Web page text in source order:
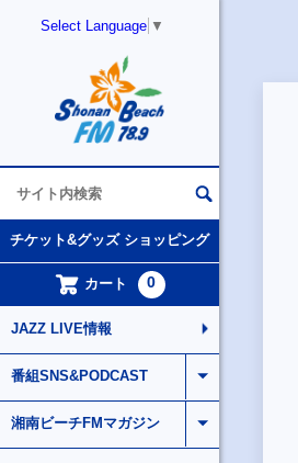
Select Language ▼
チケット&グッズ ショッピング
カート 0
JAZZ LIVE情報
番組SNS&PODCAST
湘南ビーチFMマガジン